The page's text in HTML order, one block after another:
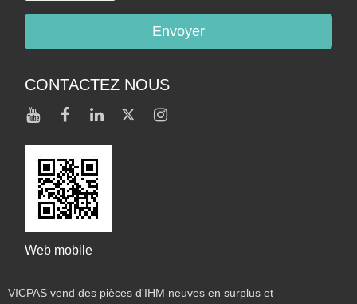
Envoyer
CONTACTEZ NOUS
Web mobile
VICPAS vend des pièces d'IHM neuves en surplus et